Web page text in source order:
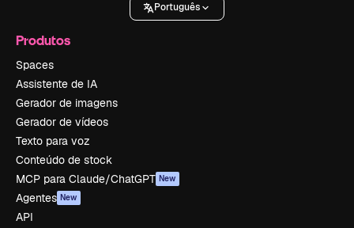
Português
Produtos
Spaces
Assistente de IA
Gerador de imagens
Gerador de vídeos
Texto para voz
Conteúdo de stock
MCP para Claude/ChatGPT New
Agentes New
API